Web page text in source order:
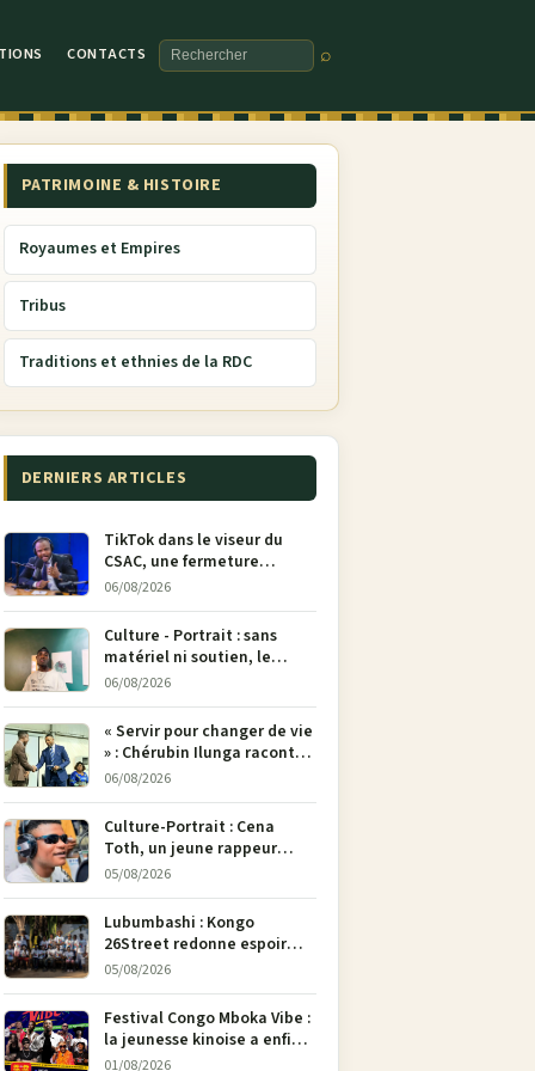
CONTACTS
Rechercher
⌕
PATRIMOINE & HISTOIRE
Royaumes et Empires
Tribus
Traditions et ethnies de la RDC
DERNIERS ARTICLES
TikTok dans le viseur du
CSAC, une fermeture
envisagée pour contrer la
propagande du M23
06/08/2026
Culture - Portrait : sans
matériel ni soutien, le
dessinateur Justin
Mulengera refuse de poser
son crayon
06/08/2026
« Servir pour changer de vie
» : Chérubin Ilunga raconte
le parcours du député
Tshimbu en 137 pages
06/08/2026
Culture-Portrait : Cena
Toth, un jeune rappeur
déterminé à faire entendre
05/08/2026
Lubumbashi : Kongo
26Street redonne espoir
aux enfants de la rue par
05/08/2026
Festival Congo Mboka Vibe :
la jeunesse kinoise a enfin
sa plateforme de culture
01/08/2026